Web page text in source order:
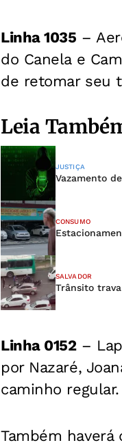
Linha 1035 –
do Canela e
de retomar seu
Leia
JUSTIÇA
Vazamento
CONSUMO
SALVADOR
Trânsito
Linha 0152–
por Nazaré,
caminho regular.
Também